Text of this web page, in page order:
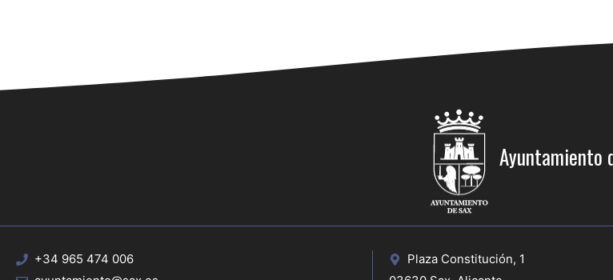
Ayuntamiento
+34 965 474 006
Plaza Constitución, 1